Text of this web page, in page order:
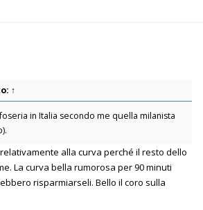
↑
in Italia secondo me quella milanista
alla curva perché il resto dello
La curva bella rumorosa per 90 minuti
risparmiarseli. Bello il coro sulla